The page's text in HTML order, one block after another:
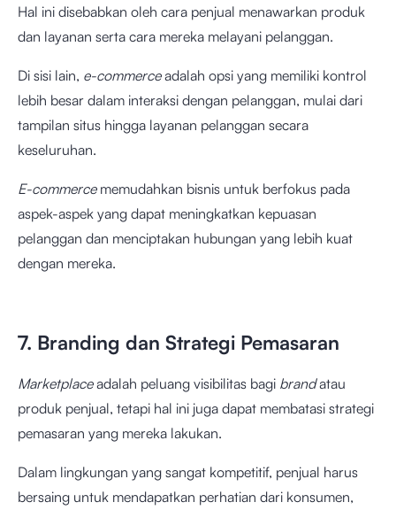
Hal ini disebabkan oleh cara penjual menawarkan produk
dan layanan serta cara mereka melayani pelanggan.
Di sisi lain, e-commerceadalah opsi yang memiliki kontrol
lebih besar dalam interaksi dengan pelanggan, mulai dari
tampilan situs hingga layanan pelanggan secara
keseluruhan.
E-commercememudahkan bisnis untuk berfokus pada
aspek-aspek yang dapat meningkatkan kepuasan
pelanggan dan menciptakan hubungan yang lebih kuat
dengan mereka.
7. Branding dan Strategi Pemasaran
Marketplaceadalah peluang visibilitas bagi brandatau
produk penjual, tetapi hal ini juga dapat membatasi strategi
pemasaran yang mereka lakukan.
Dalam lingkungan yang sangat kompetitif, penjual harus
bersaing untuk mendapatkan perhatian dari konsumen,